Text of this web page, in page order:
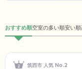
おすすめ順空室の多い順安い順
筑西市 人気 No.2